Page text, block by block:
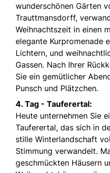
wunderschönen Gärten
Trauttmansdorff,
Weihnachtszeit in einen
elegante Kurpromenade
Lichtern, und
Gassen. Nach Ihrer
Sie ein gemütlicher
Punsch und Plätzchen.
4. Tag - Tauferertal:
Heute unternehmen Sie
Tauferertal, das sich in
stille Winterlandschaft
Stimmung verwandelt.
geschmückten Häusern